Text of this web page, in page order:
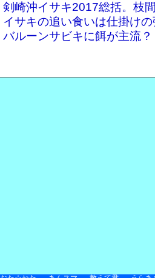
剣崎沖イサキ2017総括。枝
イサキの追い食いは仕掛け
バルーンサビキに餌が主流